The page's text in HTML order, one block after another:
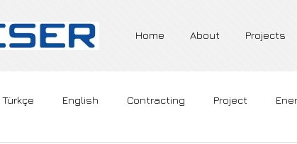
Home About Projects
Türkçe English Contracting Project